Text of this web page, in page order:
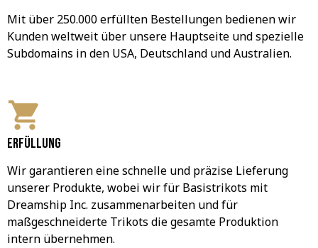
Mit über 250.000 erfüllten Bestellungen bedienen wir
Kunden weltweit über unsere Hauptseite und spezielle
Subdomains in den USA, Deutschland und Australien.
Erfüllung
Wir garantieren eine schnelle und präzise Lieferung
unserer Produkte, wobei wir für Basistrikots mit
Dreamship Inc. zusammenarbeiten und für
maßgeschneiderte Trikots die gesamte Produktion
intern übernehmen.